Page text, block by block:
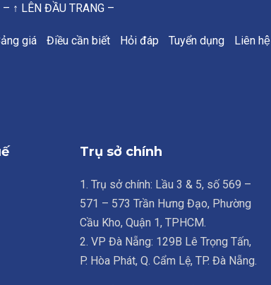
– ↑ LÊN ĐẦU TRANG –
giá Điều cần biết Hỏi đáp Tuyển dụng Liên hệ
Trụ sở chính
1. Trụ sở chính: Lầu 3 & 5, số 569 –
571 – 573 Trần Hưng Đạo, Phường
Cầu Kho, Quận 1, TPHCM.
2. VP Đà Nẵng: 129B Lê Trọng Tấn,
P. Hòa Phát, Q. Cẩm Lệ, TP. Đà Nẵng.